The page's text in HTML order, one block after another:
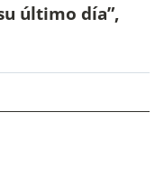
último día”,